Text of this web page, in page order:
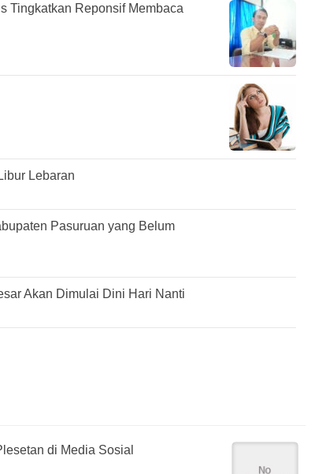
Tingkatkan Reponsif Membaca
Lebaran
Pasuruan yang Belum
Akan Dimulai Dini Hari Nanti
di Media Sosial